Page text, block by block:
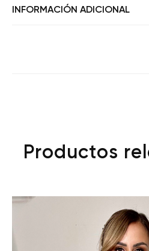
INFORMACIÓN ADICIONAL
Productos